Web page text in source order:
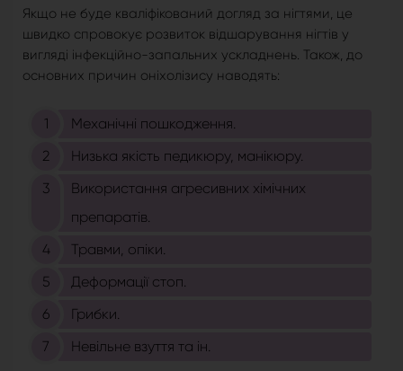
Якщо не буде кваліфікований догляд за нігтями, це
швидко спровокує розвиток відшарування нігтів у
вигляді інфекційно-запальних ускладнень. Також, до
основних причин оніхолізису наводять:
Механічні пошкодження.
Низька якість педикюру, манікюру.
Використання агресивних хімічних
препаратів.
Травми, опіки.
Деформації стоп.
Грибки.
Невільне взуття та ін.